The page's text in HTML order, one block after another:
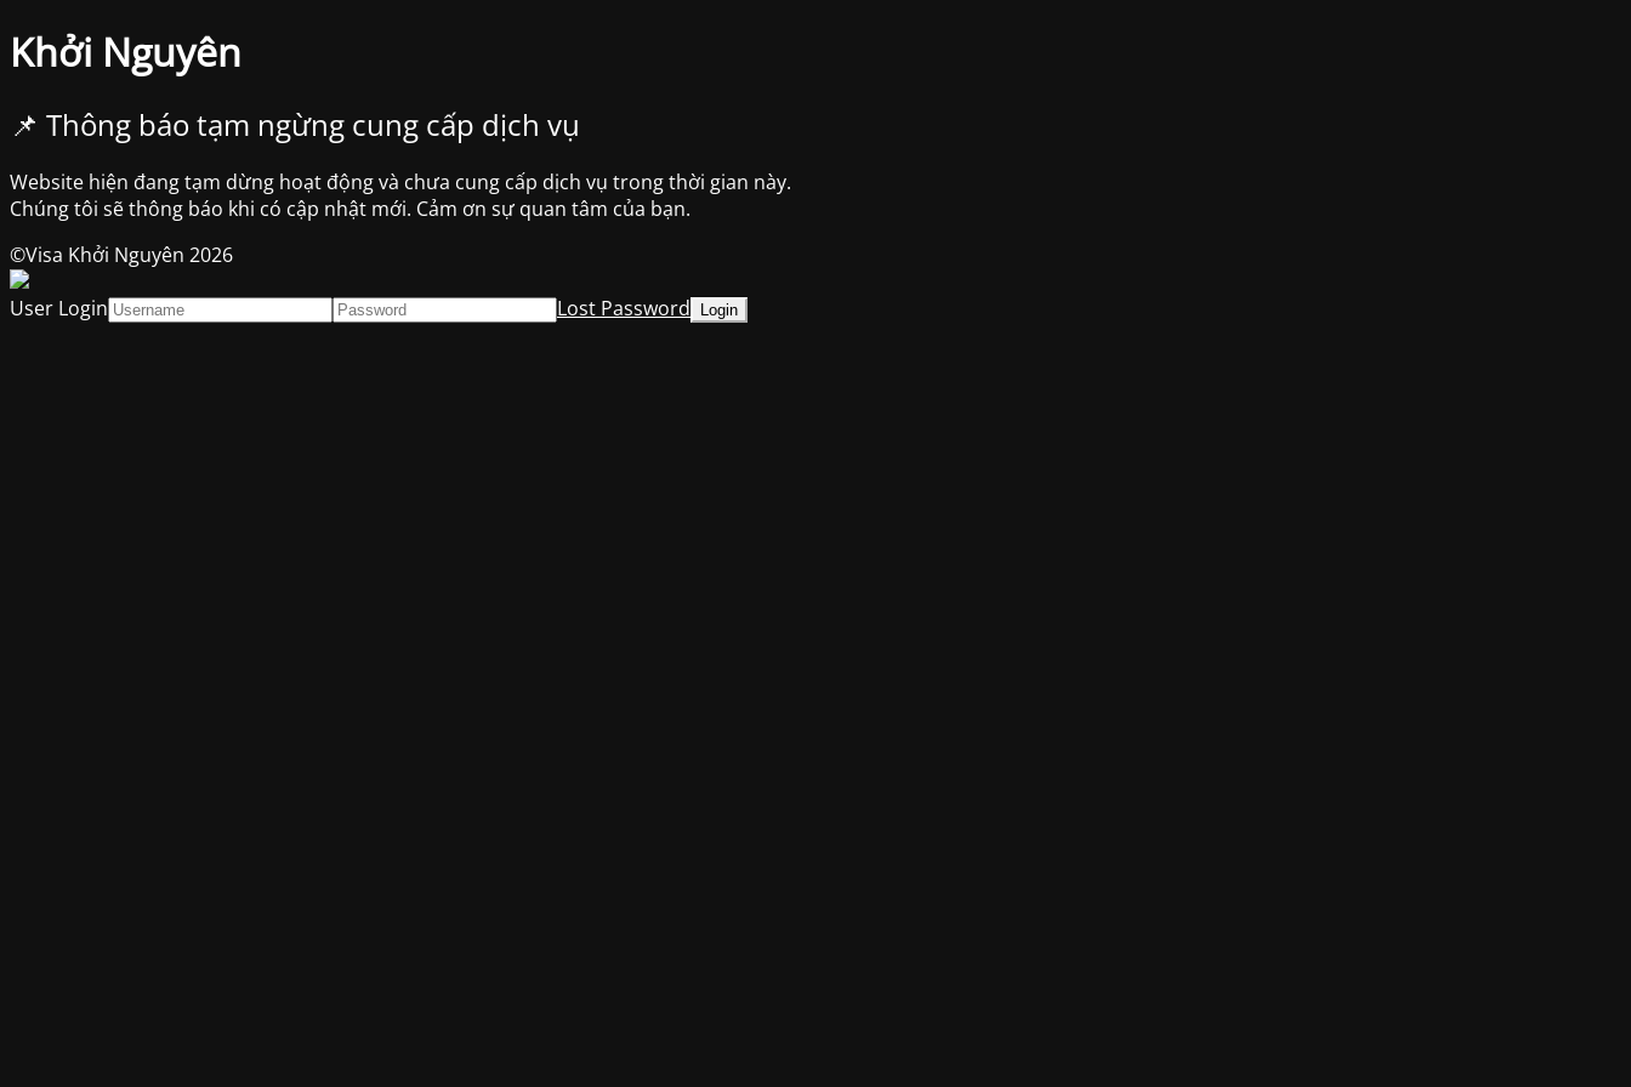
Khởi Nguyên
📌 Thông báo tạm ngừng cung cấp dịch vụ
Website hiện đang tạm dừng hoạt động và chưa cung cấp dịch vụ trong thời gian này.
Chúng tôi sẽ thông báo khi có cập nhật mới. Cảm ơn sự quan tâm của bạn.
©Visa Khởi Nguyên 2026
User Login
Lost Password